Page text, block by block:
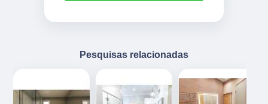
Pesquisas relacionadas